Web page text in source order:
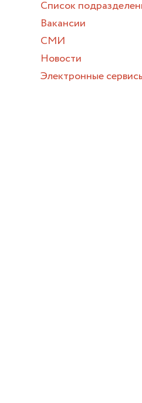
Список
Вакансии
СМИ
Новости
Электронные